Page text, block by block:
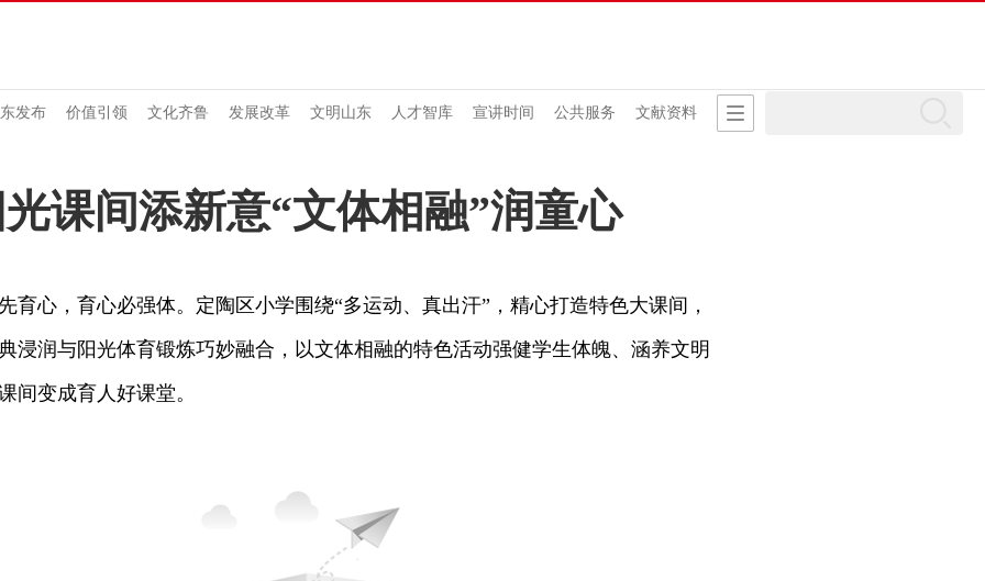
发布 价值引领 文化齐鲁 发展改革 文明山东 人才智库 宣讲时间 公共服务 文献资料
课间添新意“文体相融”润童心
心，育心必强体。定陶区小学围绕“多运动、真出汗”，精心打造特色大课间，
浸润与阳光体育锻炼巧妙融合，以文体相融的特色活动强健学生体魄、涵养文明
间变成育人好课堂。